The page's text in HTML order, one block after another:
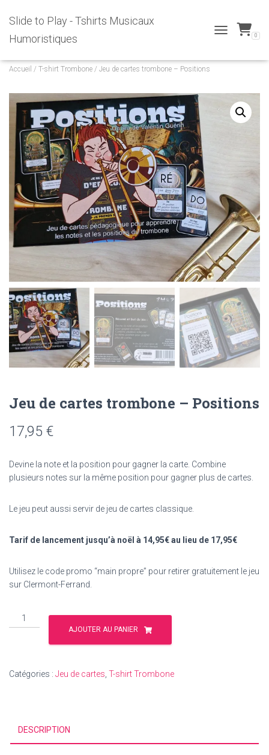
Slide to Play - Tshirts Musicaux
Humoristiques
G
O
N
0
Accueil / T-shirt Trombone / Jeu de cartes trombone – Positions
Jeu de cartes trombone – Positions
17,95 €
Devine la note et la position pour gagner la carte. Combine
plusieurs notes sur la même position pour gagner plus de cartes.
Le jeu peut aussi servir de jeu de cartes classique.
Tarif de lancement jusqu’à noël à 14,95€ au lieu de 17,95€
Utilisez le code promo “main propre” pour retirer gratuitement le jeu
sur Clermont-Ferrand.
quantité
de
cartes
trombone
AJOUTER AU PANIER
Catégories : Jeu de cartes, T-shirt Trombone
DESCRIPTION